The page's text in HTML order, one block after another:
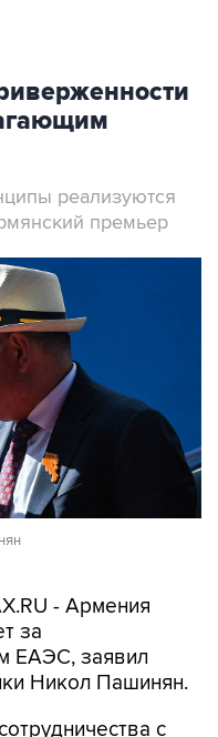
реализуются
премьер
- Армения
за
ЕАЭС, заявил
Никол Пашинян.
с